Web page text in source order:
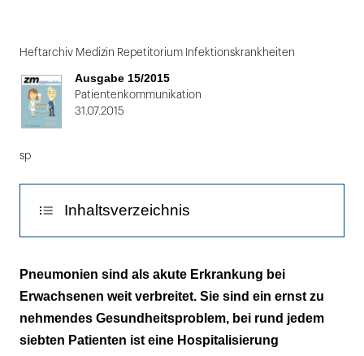
1
von
Heftarchiv Medizin Repetitorium Infektionskrankheiten
Ausgabe 15/2015
Patientenkommunikation
31.07.2015
sp
Inhaltsverzeichnis
Krankheitsformen
Hohes Letalitätsrisiko
Erregerspektrum
Pneumonien sind als akute Erkrankung bei
Erwachsenen weit verbreitet. Sie sind ein ernst zu
nehmendes Gesundheitsproblem, bei rund jedem
siebten Patienten ist eine Hospitalisierung